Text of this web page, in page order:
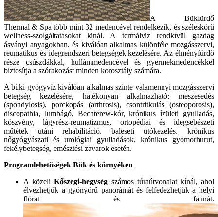
A Bükfürdő
Thermal & Spa több mint 32 medencével rendelkezik, és széleskörű
wellness-szolgáltatásokat kínál. A termálvíz rendkívül gazdag
ásványi anyagokban, és kiválóan alkalmas különféle mozgásszervi,
reumatikus és idegrendszeri betegségek kezelésére. Az élményfürdő
része csúszdákkal, hullámmedencével és gyermekmedencékkel
biztosítja a szórakozást minden korosztály számára.
A büki gyógyvíz kiválóan alkalmas szinte valamennyi mozgásszervi
betegség kezelésére, hatékonyan alkalmazható: meszesedés
(spondylosis), porckopás (arthrosis), csontritkulás (osteoporosis),
discopathia, lumbágó, Bechterew-kór, krónikus ízületi gyulladás,
köszvény, lágyrész-reumatizmus, ortopédiai és idegsebészeti
műtétek utáni rehabilitáció, baleseti utókezelés, krónikus
nőgyógyászati és urológiai gyulladások, krónikus gyomorhurut,
fekélybetegség, emésztési zavarok esetén.
Programlehetőségek Bük és környéken
A közeliKőszegi-hegység számos túraútvonalat kínál, ahol
élvezhetjük a gyönyörű panorámát és felfedezhetjük a helyi
flórát és faunát.